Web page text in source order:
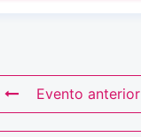
Evento anterior